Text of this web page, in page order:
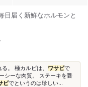
日届く新鮮なホルモンと
。 極カルビは、 ワサビで
シーな肉質。 ステーキを醤
ビでというのは珍しい...